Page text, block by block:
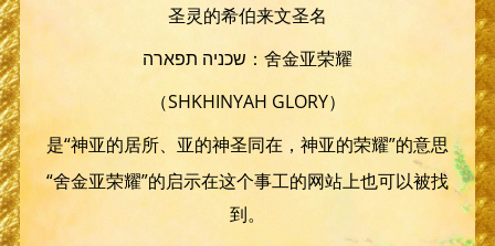
圣灵的希伯来文圣名
שכניה תפארה：舍金亚荣耀
（SHKHINYAH GLORY）
是“神亚的居所、亚的神圣同在，神亚的荣耀”的意思
“舍金亚荣耀”的启示在这个事工的网站上也可以被找
到。